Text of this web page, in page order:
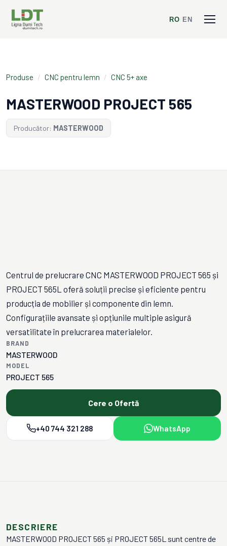
RO EN
Produse / CNC pentru lemn / CNC 5+ axe
MASTERWOOD PROJECT 565
Producător: MASTERWOOD
Centrul de prelucrare CNC MASTERWOOD PROJECT 565 și
PROJECT 565L oferă soluții precise și eficiente pentru
producția de mobilier și componente din lemn.
Configurațiile avansate și opțiunile multiple asigură
versatilitate în prelucrarea materialelor.
BRAND
MASTERWOOD
MODEL
PROJECT 565
Cere o Ofertă
+40 744 321 288 WhatsApp
DESCRIERE
MASTERWOOD PROJECT 565 și PROJECT 565L sunt centre de